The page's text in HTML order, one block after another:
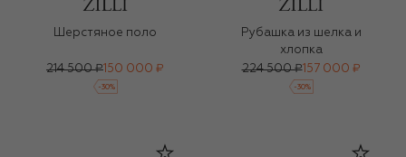
Шерстяное поло
214 500 ₽ 150 000 ₽
-30%
Рубашка из шелка и
хлопка
224 500 ₽157 000 ₽
-30%